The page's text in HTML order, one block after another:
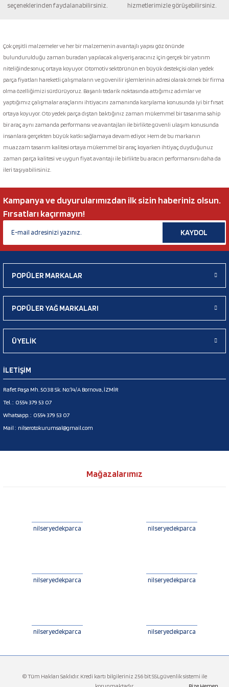
Gönder
seçeneklerinden faydalanabilirsiniz.
hizmetlerimizle görüşebilirsiniz.
Çok çeşitli malzemeler ve her bir malzemenin avantajlı yapısı göz önünde
bulundurulduğu zaman buradan yapılacak alışveriş aracınız için gerçek bir yatırım
niteliğinde sonuç ortaya koyuyor. Otomotiv sektörünün en büyük destekçisi olan yedek
parça fiyatları hareketli çalışmaların ve güvenilir işlemlerinin adresi olarak örnek bir firma
olma özelliğimizi sürdürüyoruz. Başarılı tedarik noktasında attığımız adımlar ve
yaptığımız çalışmalar araçlarını ihtiyacını zamanında karşılama konusunda iyi bir fırsat
ortaya koyuyor. Oto yedek parça dıştan baktığınız zaman mükemmel bir tasarıma sahip
bir araç aynı zamanda performansı ve avantajları ile birlikte güvenli ulaşım konusunda
insanlara gerçekten büyük katkı sağlamaya devam ediyor. Hem de bu markanın
muazzam tasarım kalitesi ortaya mükemmel bir araç koyarken ihtiyaç duyduğunuz
zaman parça kalitesi ve uygun fiyat avantajı ile birlikte bu aracın performansını daha da
ileri taşıyabilirsiniz.
Kampanya ve duyurularımızdan ilk sizin haberiniz olsun.
Fırsatları kaçırmayın!
KAYDOL
POPÜLER MARKALAR
POPÜLER YAĞ MARKALARI
ÜYELİK
İLETİŞİM
Rafet Paşa Mh. 5038 Sk. No:14/A Bornova, İZMİR
Tel. : 0554 379 53 07
Whatsapp. : 0554 379 53 07
Mail : nilserotokurumsal@gmail.com
Mağazalarımız
nilseryedekparca nilseryedekparca
nilseryedekparca nilseryedekparca
nilseryedekparca nilseryedekparca
© Tüm Hakları Saklıdır. Kredi kartı bilgileriniz 256 bit SSLgüvenlik sistemi ile